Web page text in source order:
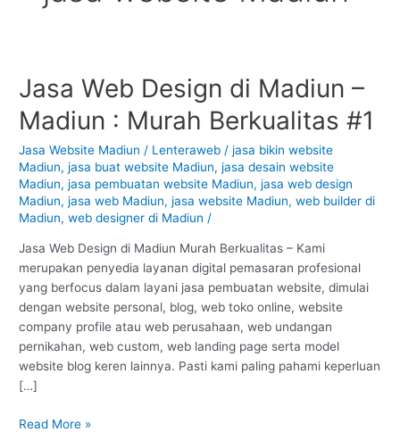
Jasa Web Design di Madiun –
Madiun : Murah Berkualitas #1
Jasa Website Madiun / Lenteraweb /jasa bikin website
Madiun,jasa buat website Madiun,jasa desain website
Madiun,jasa pembuatan website Madiun,jasa web design
Madiun,jasa web Madiun,jasa website Madiun,web builder di
Madiun,web designer di Madiun /
Jasa Web Design di Madiun Murah Berkualitas – Kami
merupakan penyedia layanan digital pemasaran profesional
yang berfocus dalam layani jasa pembuatan website, dimulai
dengan website personal, blog, web toko online, website
company profile atau web perusahaan, web undangan
pernikahan, web custom, web landing page serta model
website blog keren lainnya. Pasti kami paling pahami keperluan
[…]
Jasa
Web
Design
Madiun
–
Madiun
:
Read More »